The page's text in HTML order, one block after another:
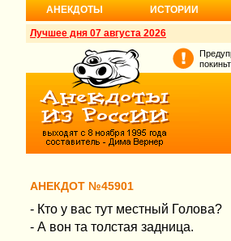
АНЕКДОТЫ ИСТОРИИ
Лучшее дня 07 августа 2026
АНЕКДОТ №45901
- Кто у вас тут местный Голова?
- А вон та толстая задница.